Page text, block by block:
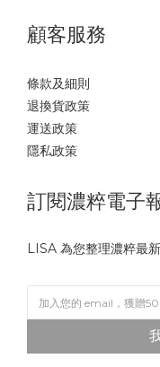
顧客服務
條款及細則
退換貨政策
運送政策
隱私政策
訂閱濃粹電子
LISA 為您整理濃粹最